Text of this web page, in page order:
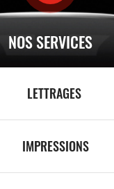
NOS SERVICES
LETTRAGES
IMPRESSIONS